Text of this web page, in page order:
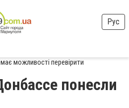
Рус
можливості перевірити
понесли